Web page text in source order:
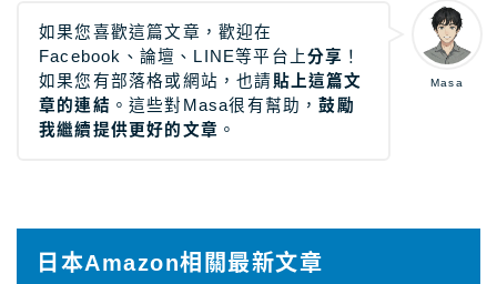
Masa
如果您喜歡這篇文章，歡迎在
Facebook、論壇、LINE等平台上分享 ！
如果您有部落格或網站，也請貼上這篇文
章的連結 。這些對Masa很有幫助，鼓勵
我繼續提供更好的文章 。
日本Amazon相關最新文章